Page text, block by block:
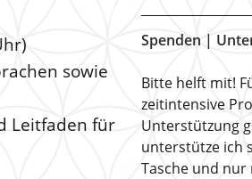
sowie
Leitfaden für
Spenden |
Bitte helft mit!
zeitintensive
Unterstützung
unterstütze ich
Tasche und